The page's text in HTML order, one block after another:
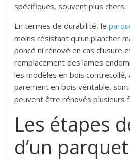
spécifiques, souvent plus chers.
En termes de durabilité, le
moins résistant qu’un plancher
poncé ni rénové en cas d’usure
remplacement des lames
les modèles en bois contrecollé,
parement en bois véritable,
peuvent être rénovés plusieurs
Les étapes
d’un